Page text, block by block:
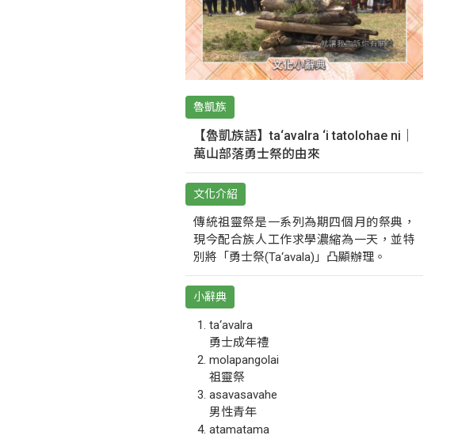
魯凱族
【魯凱族語】ta‘avalra ‘i tatolohae ni｜
萬山部落勇士祭的由來
文化介紹
傳統祖靈祭是一系列為期四個月的祭典，
現今配合族人工作求學濃縮為一天，並特
別將「勇士祭(Ta‘avala)」凸顯辦理。
小辭典
ta‘avalra
勇士成年禮
molapangolai
祖靈祭
asavasavahe
男性青年
atamatama